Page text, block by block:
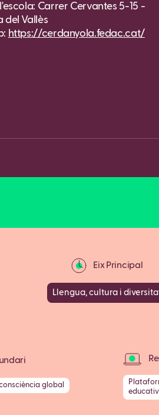
Carrer Cervantes 5-15 -
del Vallès
https://cerdanyola.fedac.cat/
Eix Principal
Llengua, cultura i
global